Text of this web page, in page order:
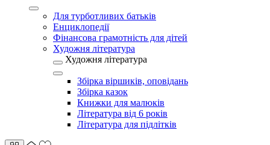
Для турботливих батьків
Енциклопедії
Фінансова грамотність для дітей
Художня література
Художня література
Збірка віршиків, оповідань
Збірка казок
Книжки для малюків
Література від 6 років
Література для підлітків